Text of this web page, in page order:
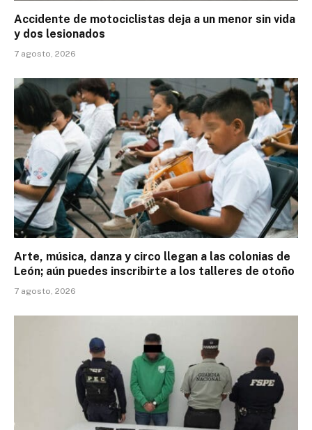
Accidente de motociclistas deja a un menor sin vida
y dos lesionados
7 agosto, 2026
Arte, música, danza y circo llegan a las colonias de
León; aún puedes inscribirte a los talleres de otoño
7 agosto, 2026